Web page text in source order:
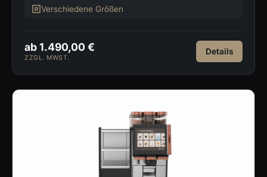
Verschiedene Größen
ab 1.490,00 €
ZZGL. MWST.
Details